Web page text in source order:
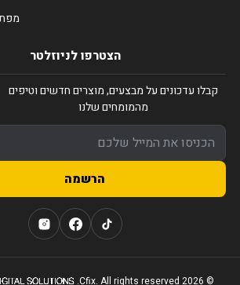
הצטרפו לניוזלטר
קבלו עדכונים על מבצעים, מוצרים חדשים וטיפים
מהמומחים שלנו
הרשמה
© 2026 Cfix. All rights reserved.